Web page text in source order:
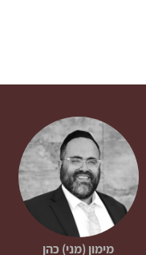
מימון (מני) כהן